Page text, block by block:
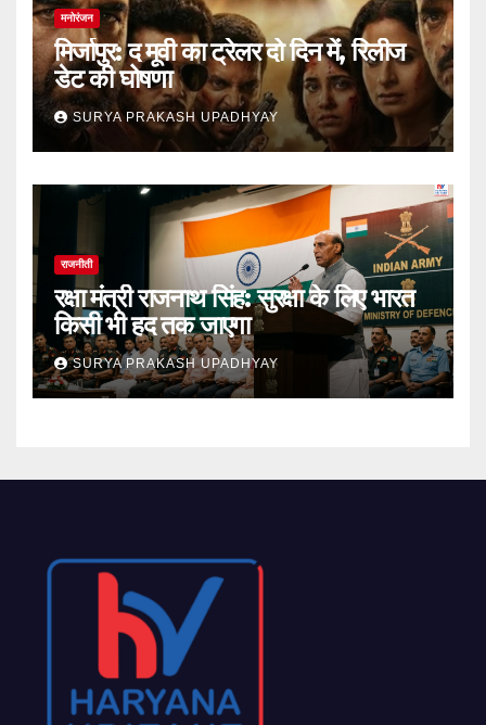
मनोरंजन
मिर्जापुर: द मूवी का ट्रेलर दो दिन में, रिलीज
डेट की घोषणा
SURYA PRAKASH UPADHYAY
राजनीती
रक्षा मंत्री राजनाथ सिंह: सुरक्षा के लिए भारत
किसी भी हद तक जाएगा
SURYA PRAKASH UPADHYAY